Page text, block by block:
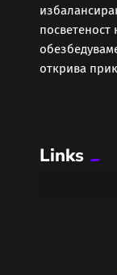
посветеност
открива
Links